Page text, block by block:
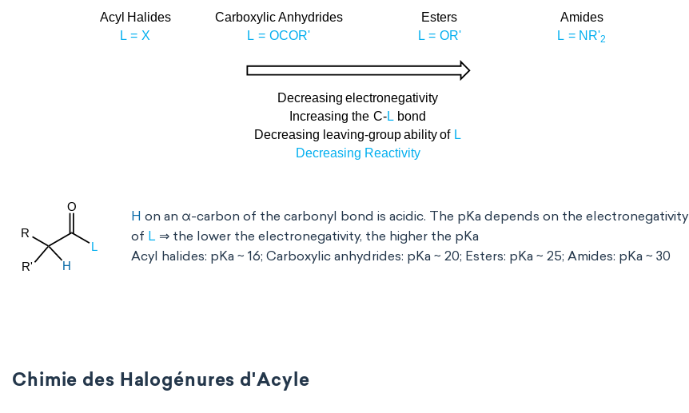
H on an α-carbon of the carbonyl bond is acidic. The pKa depends on the electronegativity
of L ⇒ the lower the electronegativity, the higher the pKa
Acyl halides: pKa ~ 16; Carboxylic anhydrides: pKa ~ 20; Esters: pKa ~ 25; Amides: pKa ~ 30
Chimie des Halogénures d'Acyle